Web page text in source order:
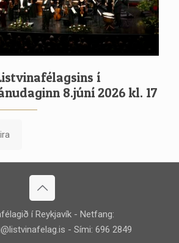
í
8.júní 2026 kl. 17
í Reykjavík - Netfang:
- Sími: 696 2849